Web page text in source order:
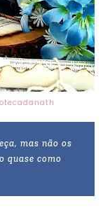
mas não os
quase como